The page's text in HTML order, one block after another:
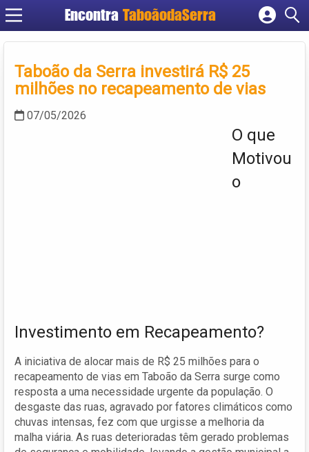
Encontra TaboãodaSerra
Cadastrar empresa
Criar conta
Taboão da Serra investirá R$ 25
milhões no recapeamento de vias
07/05/2026
O que
Motivou
o
Investimento em Recapeamento?
A iniciativa de alocar mais de R$ 25 milhões para o
recapeamento de vias em Taboão da Serra surge como
resposta a uma necessidade urgente da população. O
desgaste das ruas, agravado por fatores climáticos como
chuvas intensas, fez com que urgisse a melhoria da
malha viária. As ruas deterioradas têm gerado problemas